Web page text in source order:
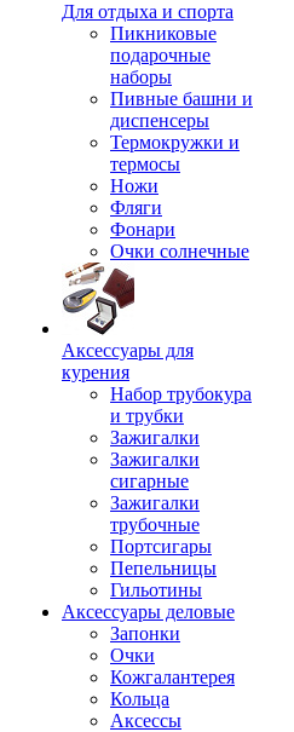
Для отдыха и спорта
Пикниковые
подарочные
наборы
Пивные башни и
диспенсеры
Термокружки и
термосы
Ножи
Фляги
Фонари
Очки солнечные
Аксессуары для
курения
Набор трубокура
и трубки
Зажигалки
Зажигалки
сигарные
Зажигалки
трубочные
Портсигары
Пепельницы
Гильотины
Аксессуары деловые
Запонки
Очки
Кожгалантерея
Кольца
Аксессы